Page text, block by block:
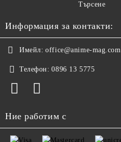
Търсене
Информация за контакти:
Имейл: office@anime-mag.com
Телефон: 0896 13 5775
Ние работим с